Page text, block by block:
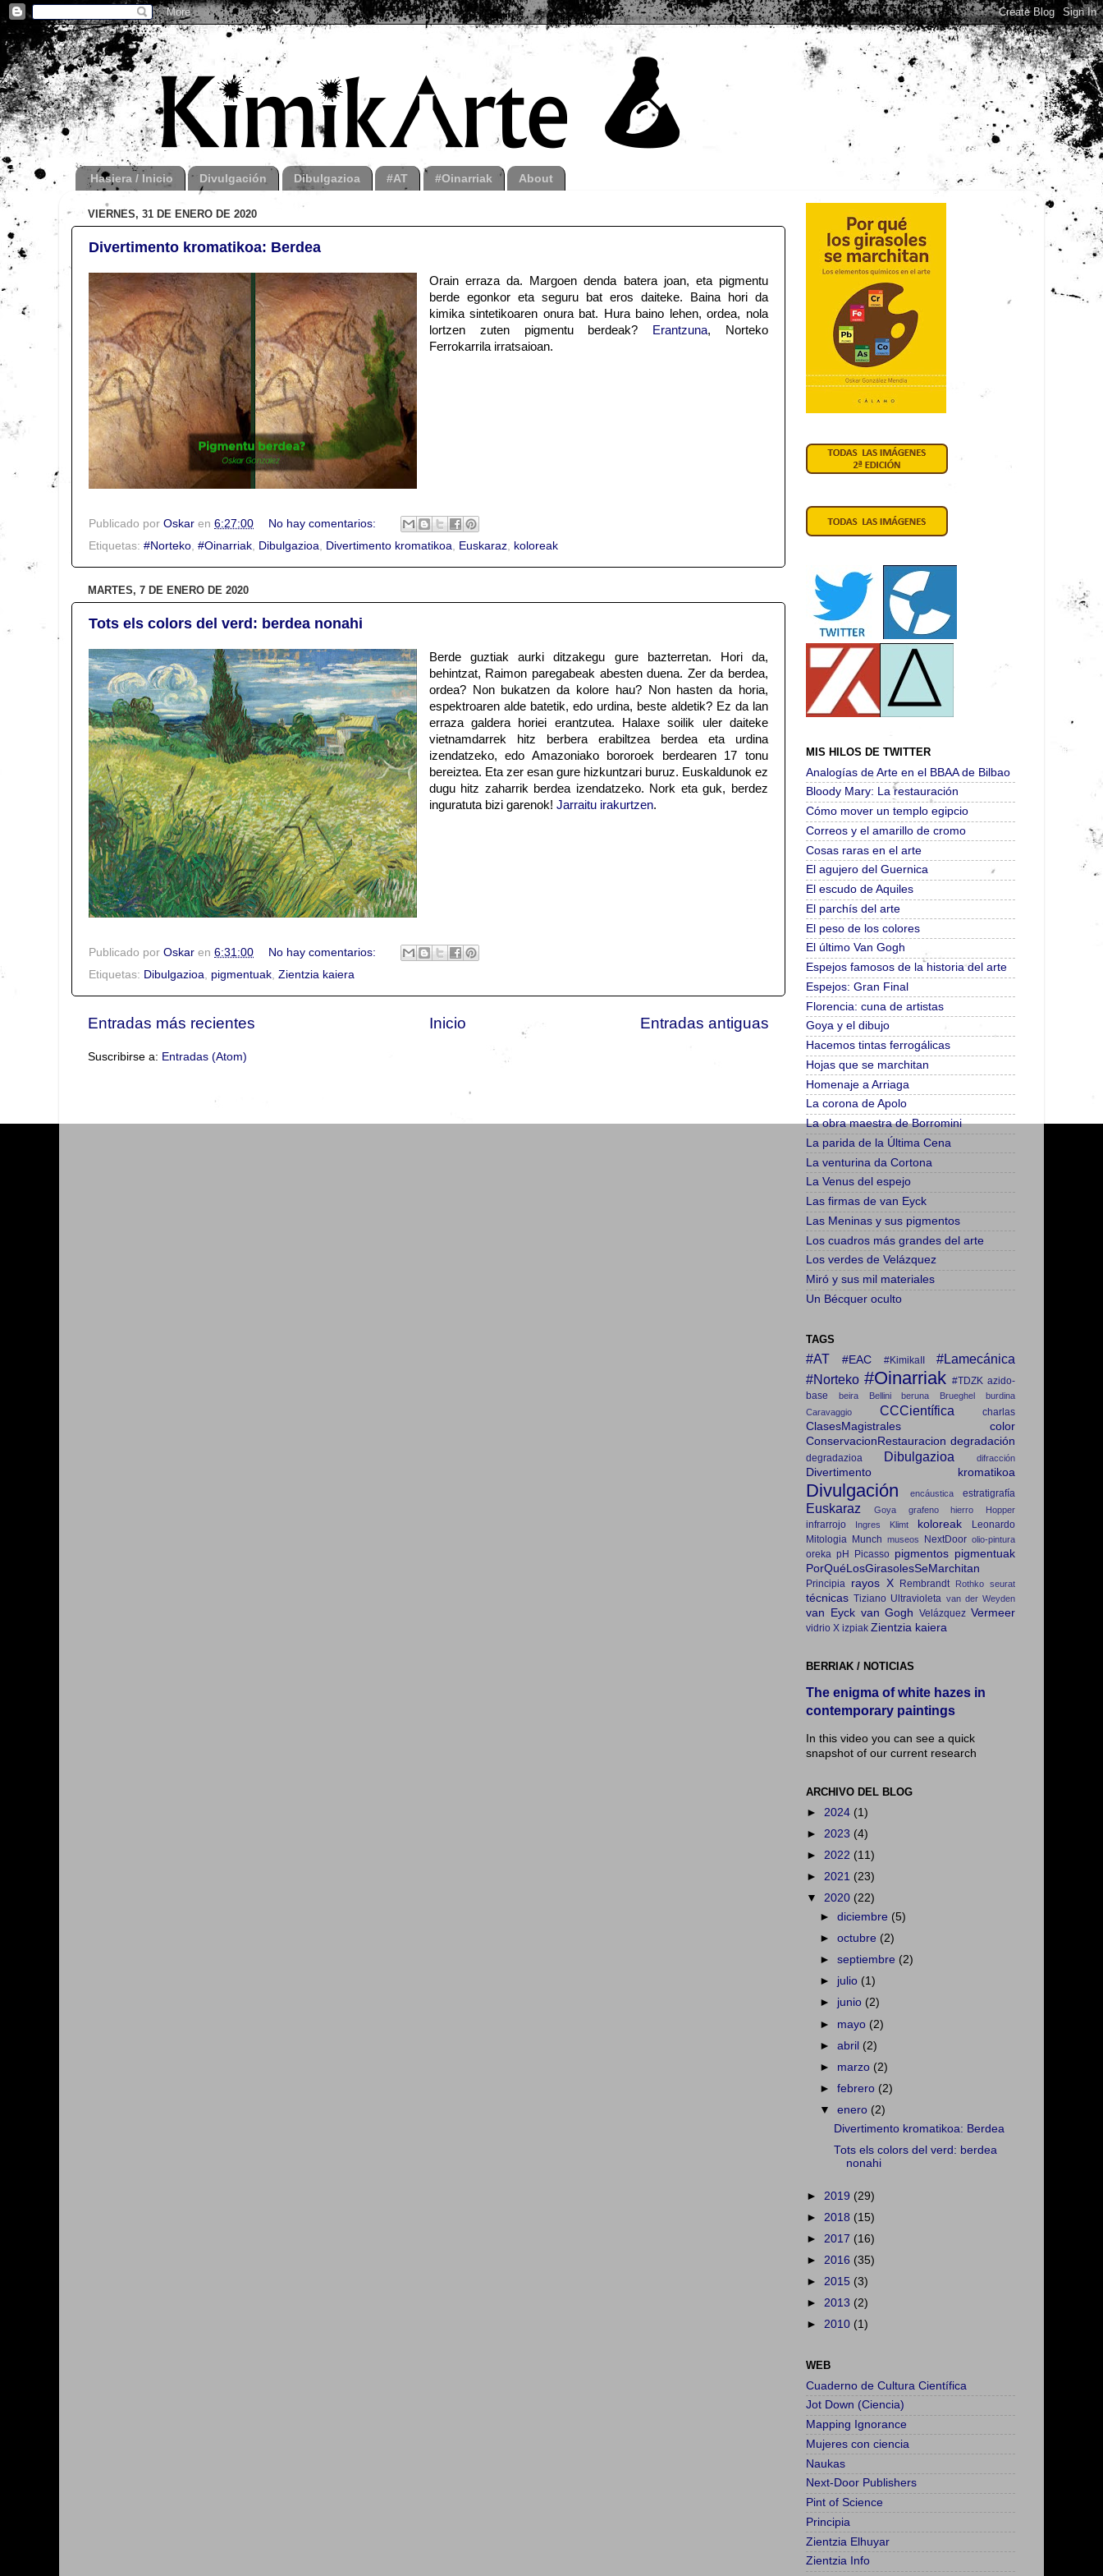
Hasiera / Inicio Divulgación Dibulgazioa #AT #Oinarriak About
VIERNES, 31 DE ENERO DE 2020
Divertimento kromatikoa: Berdea
Orain erraza da. Margoen denda batera joan, eta pigmentu
berde egonkor eta seguru bat eros daiteke. Baina hori da
kimika sintetikoaren onura bat. Hura baino lehen, ordea, nola
lortzen zuten pigmentu berdeak?
Erantzuna, Norteko
Ferrokarrila irratsaioan.
Publicado por Oskar en 6:27:00
No hay comentarios:
Etiquetas: #Norteko, #Oinarriak, Dibulgazioa, Divertimento kromatikoa, Euskaraz, koloreak
MARTES, 7 DE ENERO DE 2020
Tots els colors del verd: berdea nonahi
Berde guztiak aurki ditzakegu gure bazterretan. Hori da,
behintzat, Raimon paregabeak abesten duena. Zer da berdea,
ordea? Non bukatzen da kolore hau? Non hasten da horia,
espektroaren alde batetik, edo urdina, beste aldetik? Ez da lan
erraza galdera horiei erantzutea. Halaxe soilik uler daiteke
vietnamdarrek hitz berbera erabiltzea berdea eta urdina
izendatzeko, edo Amazoniako bororoek berdearen 17 tonu
bereiztea. Eta zer esan gure hizkuntzari buruz. Euskaldunok ez
dugu hitz zaharrik berdea izendatzeko. Nork eta guk, berdez
inguratuta bizi garenok! Jarraitu irakurtzen.
Publicado por Oskar en 6:31:00
No hay comentarios:
Etiquetas: Dibulgazioa, pigmentuak, Zientzia kaiera
Entradas más recientes Entradas antiguas
Inicio
Suscribirse a: Entradas (Atom)
MIS HILOS DE TWITTER
Analogías de Arte en el BBAA de Bilbao
Bloody Mary: La restauración
Cómo mover un templo egipcio
Correos y el amarillo de cromo
Cosas raras en el arte
El agujero del Guernica
El escudo de Aquiles
El parchís del arte
El peso de los colores
El último Van Gogh
Espejos famosos de la historia del arte
Espejos: Gran Final
Florencia: cuna de artistas
Goya y el dibujo
Hacemos tintas ferrogálicas
Hojas que se marchitan
Homenaje a Arriaga
La corona de Apolo
La obra maestra de Borromini
La parida de la Última Cena
La venturina da Cortona
La Venus del espejo
Las firmas de van Eyck
Las Meninas y sus pigmentos
Los cuadros más grandes del arte
Los verdes de Velázquez
Miró y sus mil materiales
Un Bécquer oculto
TAGS
#AT #EAC #KimikaII
#Lamecánica
#Norteko #Oinarriak #TDZK azido-
base
beira Bellini beruna Brueghel
burdina
Caravaggio
CCCientífica charlas
ClasesMagistrales
color
ConservacionRestauracion degradación
degradazioa Dibulgazioa difracción
Divertimento kromatikoa
Divulgación encáustica estratigrafía
Euskaraz Goya grafeno hierro Hopper
infrarrojo Ingres Klimt koloreak
Leonardo
Mitologia Munch museos NextDoor olio-pintura
oreka pH Picasso pigmentos pigmentuak
PorQuéLosGirasolesSeMarchitan
Principia rayos X Rembrandt Rothko seurat
técnicas Tiziano Ultravioleta van der Weyden
van Eyck van Gogh Velázquez Vermeer
vidrio X izpiak Zientzia kaiera
BERRIAK / NOTICIAS
The enigma of white hazes in
contemporary paintings
In this video you can see a quick
snapshot of our current research
ARCHIVO DEL BLOG
► 2024 (1)
► 2023 (4)
► 2022 (11)
► 2021 (23)
▼ 2020 (22)
►diciembre (5)
►octubre (2)
►septiembre (2)
► julio (1)
► junio (2)
► mayo (2)
►abril (2)
► marzo (2)
►febrero (2)
▼enero (2)
Divertimento kromatikoa: Berdea
Tots els colors del verd: berdea
nonahi
► 2019 (29)
► 2018 (15)
► 2017 (16)
► 2016 (35)
► 2015 (3)
► 2013 (2)
► 2010 (1)
WEB
Cuaderno de Cultura Científica
Jot Down (Ciencia)
Mapping Ignorance
Mujeres con ciencia
Naukas
Next-Door Publishers
Pint of Science
Principia
Zientzia Elhuyar
Zientzia Info